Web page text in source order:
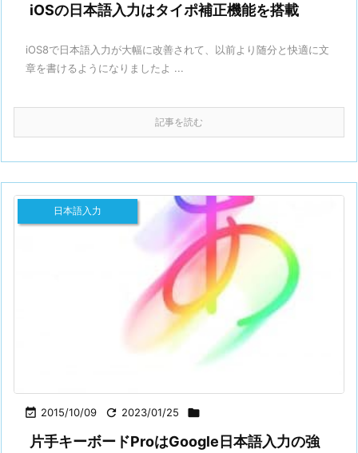
iOSの日本語入力はタイポ補正機能を搭載
iOS8で日本語入力が大幅に改善されて、以前より随分と快適に文
章を書けるようになりましたよ ...
記事を読む
 2015/10/09  2023/01/25 
日本語入力
片手キーボードProはGoogle日本語入力の強